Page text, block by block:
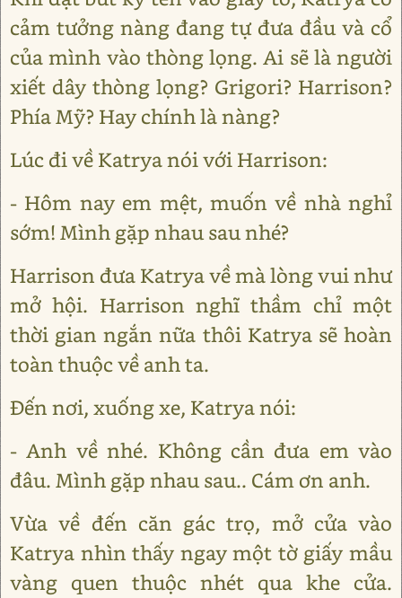
cảm tưởng nàng đang tự đưa đầu và cổ
của mình vào thòng lọng. Ai sẽ là người
xiết dây thòng lọng? Grigori? Harrison?
Phía Mỹ? Hay chính là nàng?
Lúc đi về Katrya nói với Harrison:
- Hôm nay em mệt, muốn về nhà nghỉ
sớm! Mình gặp nhau sau nhé?
Harrison đưa Katrya về mà lòng vui như
mở hội. Harrison nghĩ thầm chỉ một
thời gian ngắn nữa thôi Katrya sẽ hoàn
toàn thuộc về anh ta.
Đến nơi, xuống xe, Katrya nói:
- Anh về nhé. Không cần đưa em vào
đâu. Mình gặp nhau sau.. Cám ơn anh.
Vừa về đến căn gác trọ, mở cửa vào
Katrya nhìn thấy ngay một tờ giấy mầu
vàng quen thuộc nhét qua khe cửa.